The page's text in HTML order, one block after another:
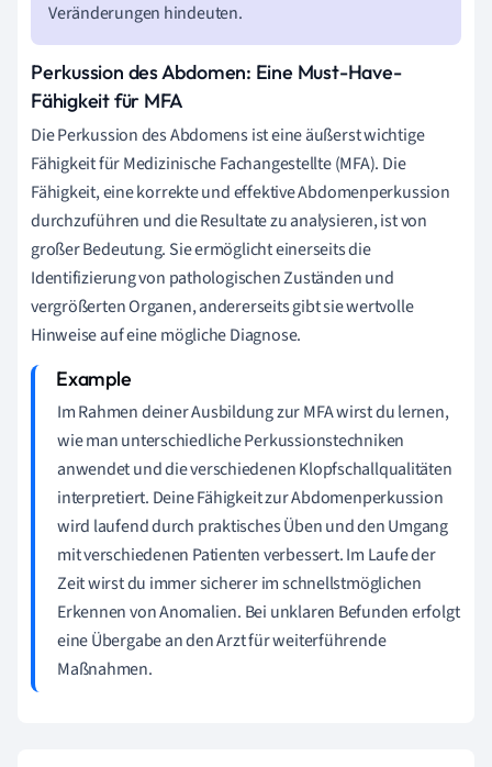
Veränderungen hindeuten.
Perkussion des Abdomen: Eine Must-Have-
Fähigkeit für MFA
Die Perkussion des Abdomens ist eine äußerst wichtige
Fähigkeit für Medizinische Fachangestellte (MFA). Die
Fähigkeit, eine korrekte und effektive Abdomenperkussion
durchzuführen und die Resultate zu analysieren, ist von
großer Bedeutung. Sie ermöglicht einerseits die
Identifizierung von pathologischen Zuständen und
vergrößerten Organen, andererseits gibt sie wertvolle
Hinweise auf eine mögliche Diagnose.
Im Rahmen deiner Ausbildung zur MFA wirst du lernen,
wie man unterschiedliche Perkussionstechniken
anwendet und die verschiedenen Klopfschallqualitäten
interpretiert. Deine Fähigkeit zur Abdomenperkussion
wird laufend durch praktisches Üben und den Umgang
mit verschiedenen Patienten verbessert. Im Laufe der
Zeit wirst du immer sicherer im schnellstmöglichen
Erkennen von Anomalien. Bei unklaren Befunden erfolgt
eine Übergabe an den Arzt für weiterführende
Maßnahmen.